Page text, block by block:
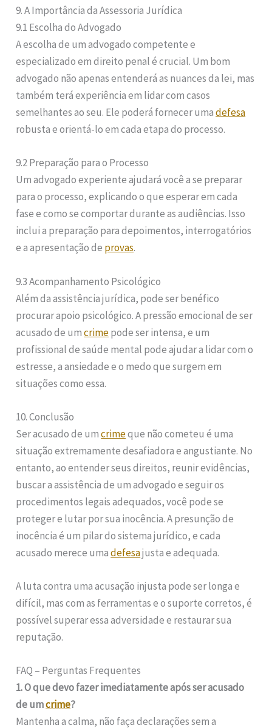
9. A Importância da Assessoria Jurídica
9.1 Escolha do Advogado
A escolha de um advogado competente e
especializado em direito penal é crucial. Um bom
advogado não apenas entenderá as nuances da lei, mas
também terá experiência em lidar com casos
semelhantes ao seu. Ele poderá fornecer umadefesa
robusta e orientá-lo em cada etapa do processo.
9.2 Preparação para o Processo
Um advogado experiente ajudará você a se preparar
para o processo, explicando o que esperar em cada
fase e como se comportar durante as audiências. Isso
inclui a preparação para depoimentos, interrogatórios
e a apresentação de provas.
9.3 Acompanhamento Psicológico
Além da assistência jurídica, pode ser benéfico
procurar apoio psicológico. A pressão emocional de ser
acusado de umcrimepode ser intensa, e um
profissional de saúde mental pode ajudar a lidar com o
estresse, a ansiedade e o medo que surgem em
situações como essa.
10. Conclusão
Ser acusado de umcrimeque não cometeu é uma
situação extremamente desafiadora e angustiante. No
entanto, ao entender seus direitos, reunir evidências,
buscar a assistência de um advogado e seguir os
procedimentos legais adequados, você pode se
proteger e lutar por sua inocência. A presunção de
inocência é um pilar do sistema jurídico, e cada
acusado merece umadefesajusta e adequada.
A luta contra uma acusação injusta pode ser longa e
difícil, mas com as ferramentas e o suporte corretos, é
possível superar essa adversidade e restaurar sua
reputação.
FAQ – Perguntas Frequentes
1. O que devo fazer imediatamente após ser acusado
de umcrime?
Mantenha a calma, não faça declarações sem a